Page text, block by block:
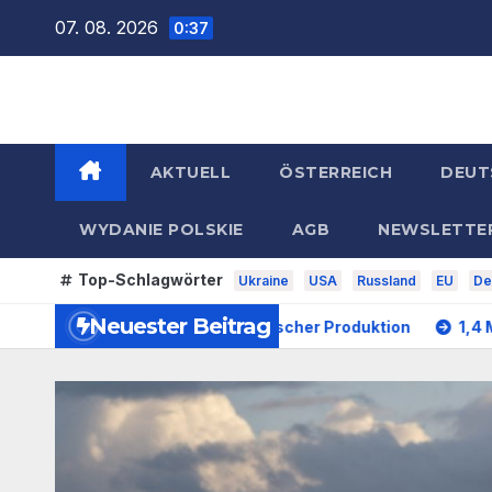
07. 08. 2026 0:37
AKTUELL ÖSTERREICH
WYDANIE POLSKIE AGB
Top-Schlagwörter Ukraine USA Russland EU
Neuester Beitrag
aus polnischer Produktion 1,4 Milliarden Euro: